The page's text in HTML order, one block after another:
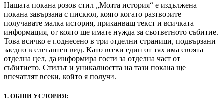
Нашата покана розов стил „Моята история“ е издължена
покана завързана с пискюл, която когато разтворите
получавате малка история, приканващ текст и всичката
информация, от която ще имате нужда за съответното събитие.
Toва всичко е поднесено в три отделни страници, подвързани
заедно в елегантен вид. Като всеки един от тях има своята
отделна цел, да информира гости за отделна част от
събитието. Стилът и уникалността на тази покана ще
впечатлят всеки, който я получи.
1. ОБЩИ УСЛОВИЯ: